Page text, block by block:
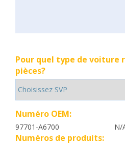
Pour quel type de voiture
pièces?
Numéro OEM:
97701-A6700 N/
Numéros de produits: